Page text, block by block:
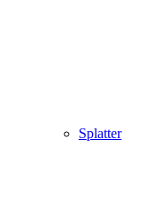
Splatter